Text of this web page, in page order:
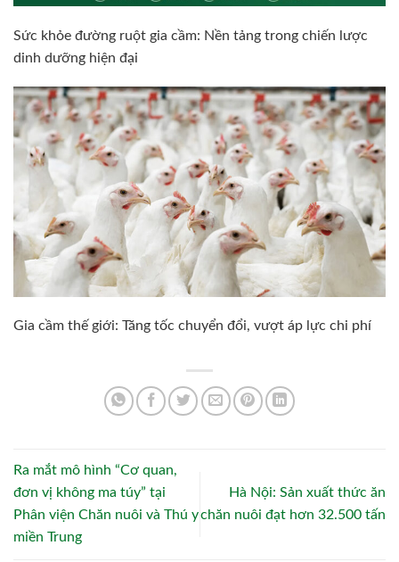
Sức khỏe đường ruột gia cầm: Nền tảng trong chiến lược
dinh dưỡng hiện đại
Gia cầm thế giới: Tăng tốc chuyển đổi, vượt áp lực chi phí
Ra mắt mô hình “Cơ quan,
đơn vị không ma túy” tại
Phân viện Chăn nuôi và Thú y
miền Trung
Hà Nội: Sản xuất thức ăn
chăn nuôi đạt hơn 32.500 tấn